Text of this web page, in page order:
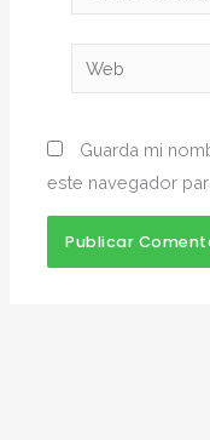
electrónico*
Web
Guarda mi
este navegador